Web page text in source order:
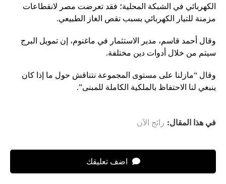
الكهربائي في الشبكة المحلية؛ فقد تعرضت مصر لانقطاعات
مزمنة للتيار الكهربائي بسبب نقص الغاز الطبيعي.
وقال أحمد قاسم، مدير الاستثمار في ماغنوم، إن تمويل البرج
سيتم من خلال أدوات دين مختلفة.
وقال “مازلنا على مستوى المجموعة نتناقش حول ما إذا كان
ينبغي لنا الاحتفاظ بالملكية الكاملة للمبنى”.
في هذا المقال: رائج الآن
اضف تعليقك